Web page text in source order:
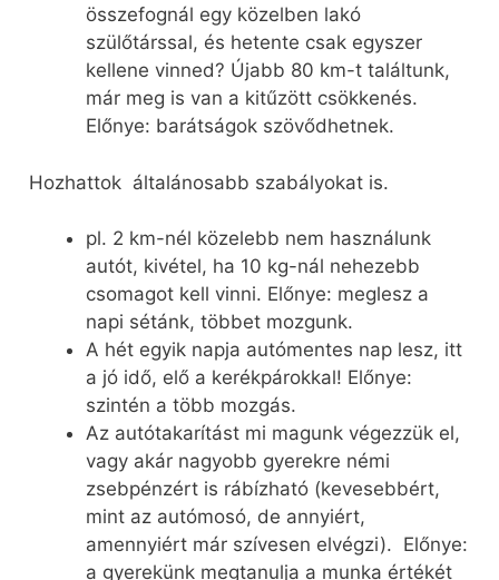
összefognál egy közelben lakó
szülőtárssal, és hetente csak egyszer
kellene vinned? Újabb 80 km-t találtunk,
már meg is van a kitűzött csökkenés.
Előnye: barátságok szövődhetnek.
Hozhattok általánosabb szabályokat is.
pl. 2 km-nél közelebb nem használunk
autót, kivétel, ha 10 kg-nál nehezebb
csomagot kell vinni. Előnye: meglesz a
napi sétánk, többet mozgunk.
A hét egyik napja autómentes nap lesz, itt
a jó idő, elő a kerékpárokkal! Előnye:
szintén a több mozgás.
Az autótakarítást mi magunk végezzük el,
vagy akár nagyobb gyerekre némi
zsebpénzért is rábízható (kevesebbért,
mint az autómosó, de annyiért,
amennyiért már szívesen elvégzi). Előnye:
a gyerekünk megtanulja a munka értékét